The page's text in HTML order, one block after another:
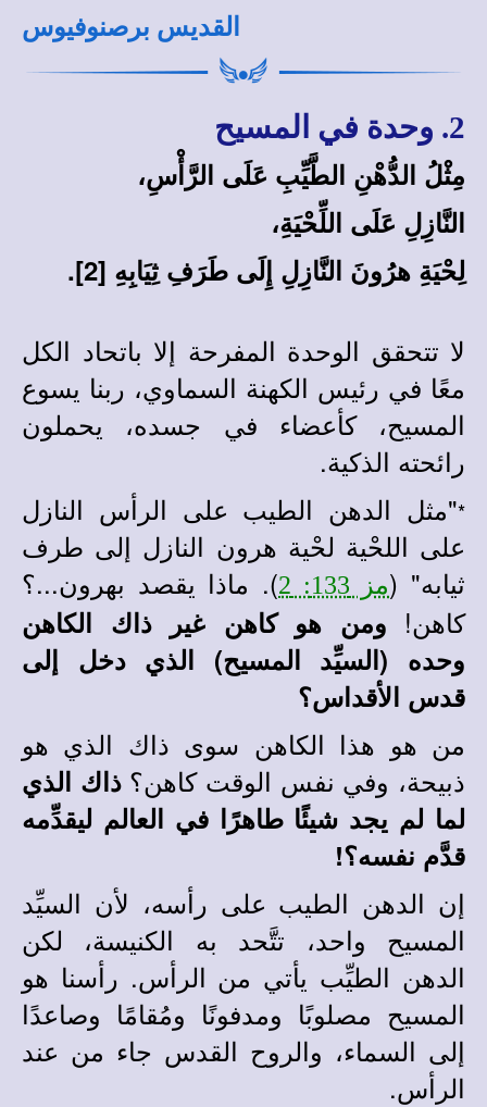
القديس برصنوفيوس
2. وحدة في المسيح
مِثْلُ الدُّهْنِ الطَّيِّبِ عَلَى الرَّأْسِ،
النَّازِلِ عَلَى اللِّحْيَةِ،
لِحْيَةِ هرُونَ النَّازِلِ إِلَى طَرَفِ ثِيَابِهِ [2].
لا تتحقق الوحدة المفرحة إلا باتحاد الكل
معًا في رئيس الكهنة السماوي، ربنا يسوع
المسيح، كأعضاء في جسده، يحملون
رائحته الذكية.
*"مثل الدهن الطيب على الرأس النازل
على اللحْية لحْية هرون النازل إلى طرف
ثيابه" (مز 133: 2 ). ماذا يقصد بهرون...؟
كاهن! ومن هو كاهن غير ذاك الكاهن
وحده (السيِّد المسيح) الذي دخل إلى
قدس الأقداس؟
من هو هذا الكاهن سوى ذاك الذي هو
ذبيحة، وفي نفس الوقت كاهن؟ذاك الذي
لما لم يجد شيئًا طاهرًا في العالم ليقدِّمه
قدَّم نفسه؟!
إن الدهن الطيب على رأسه، لأن السيِّد
المسيح واحد، تتَّحد به الكنيسة، لكن
الدهن الطيِّب يأتي من الرأس. رأسنا هو
المسيح مصلوبًا ومدفونًا ومُقامًا وصاعدًا
إلى السماء، والروح القدس جاء من عند
الرأس.